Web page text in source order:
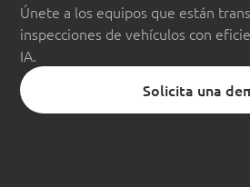
Únete a los equipos que están
inspecciones de vehículos con
IA.
Solicita una